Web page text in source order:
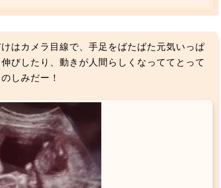
はカメラ目線で、手足をばたばた元気いっぱ
びしたり、動きが人間らしくなっててとって
しみだー！